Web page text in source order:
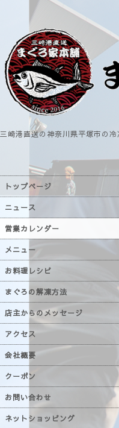
三崎港直送の神奈川県平塚市の
トップページ
ニュース
営業カレンダー
メニュー
お料理レシピ
まぐろの解凍方法
店主からのメッセージ
アクセス
会社概要
クーポン
お問い合わせ
ネットショッピング